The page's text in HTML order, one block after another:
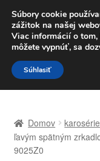
DOPRAVA od
Po–Pi
Preskočiť
na
navigáciu
Preskočiť
na
obsah
Celosvetová
Domov karosérie
ľavým spätným
9025Z0
Súbory cookie
zážitok na našej
Viac informácií o tom,
môžete vypnúť, sa
Súhlasiť